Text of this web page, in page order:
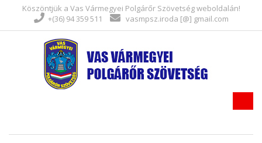
Köszöntjük a Vas Vármegyei Polgárőr Szövetség weboldalán!
+(36) 94 359 511
vasmpsz.iroda [@] gmail.com